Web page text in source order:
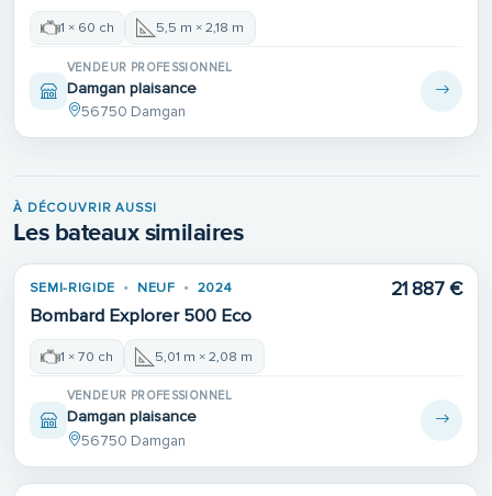
1 × 60 ch 5,5 m × 2,18 m
VENDEUR PROFESSIONNEL
Damgan plaisance
56750 Damgan
À DÉCOUVRIR AUSSI
Les bateaux similaires
SEMI-RIGIDE NEUF 2024
Bombard Explorer 500 Eco
21 887 €
1 × 70 ch 5,01 m × 2,08 m
VENDEUR PROFESSIONNEL
Damgan plaisance
56750 Damgan